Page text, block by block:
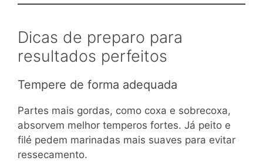
Dicas de preparo para
resultados perfeitos
Tempere de forma adequada
Partes mais gordas, como coxa e sobrecoxa,
absorvem melhor temperos fortes. Já peito e
filé pedem marinadas mais suaves para evitar
ressecamento.